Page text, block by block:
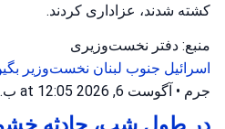
کشته شدند، عزاداری کردند.
منبع: دفتر نخست‌وزیری
اسرائیل جنوب لبنان نخست‌وزیر
جرم • آگوست 6, 2026 at 12:05 ب.ظ